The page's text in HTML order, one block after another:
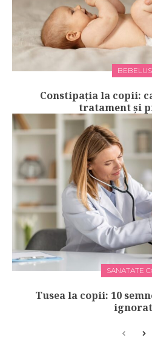
Constipația la copii:
tratament și
SANATATE
Tusea la copii: 10